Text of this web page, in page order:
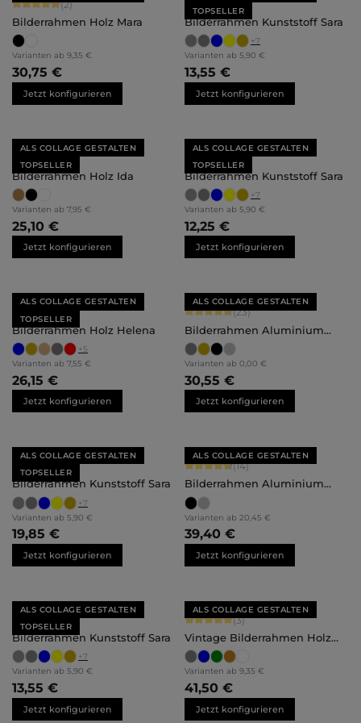
Durchschnittliche Bewertung von 5 von 5 Sternen
(2)
Bilderrahmen Holz Mara
Varianten ab 9,35 €
30,75 €
Jetzt konfigurieren
TOPSELLER
Durchschnittliche Bewertung von
Bilderrahmen Kunststoff Sara
+7
Varianten ab 5,90 €
13,55 €
Jetzt konfigurieren
ALS COLLAGE GESTALTEN
TOPSELLER
Durchschnittliche Bewertung von 4.79 von 5 Sternen
Bilderrahmen Holz Ida
Varianten ab 7,95 €
25,10 €
Jetzt konfigurieren
ALS COLLAGE GESTALTEN
TOPSELLER
Durchschnittliche Bewertung von
Bilderrahmen Kunststoff Sara
+7
Varianten ab 5,90 €
12,25 €
Jetzt konfigurieren
ALS COLLAGE GESTALTEN
TOPSELLER
Durchschnittliche Bewertung von 4.8 von 5 Sternen
Bilderrahmen Holz Helena
+5
Varianten ab 7,55 €
26,15 €
Jetzt konfigurieren
ALS COLLAGE GESTALTEN
Durchschnittliche Bewertung von
(23)
Bilderrahmen Aluminium
Noah
Varianten ab 0,00 €
30,55 €
Jetzt konfigurieren
ALS COLLAGE GESTALTEN
TOPSELLER
Durchschnittliche Bewertung von 4.71 von 5 Sternen
Bilderrahmen Kunststoff Sara
+7
Varianten ab 5,90 €
19,85 €
Jetzt konfigurieren
ALS COLLAGE GESTALTEN
Durchschnittliche Bewertung von
(14)
Bilderrahmen Aluminium
Costa
Varianten ab 20,45 €
39,40 €
Jetzt konfigurieren
ALS COLLAGE GESTALTEN
TOPSELLER
Durchschnittliche Bewertung von 4.71 von 5 Sternen
Bilderrahmen Kunststoff Sara
+7
Varianten ab 5,90 €
13,55 €
Jetzt konfigurieren
ALS COLLAGE GESTALTEN
Durchschnittliche Bewertung von 5
(3)
Vintage Bilderrahmen Holz
Finja
Varianten ab 9,35 €
41,50 €
Jetzt konfigurieren